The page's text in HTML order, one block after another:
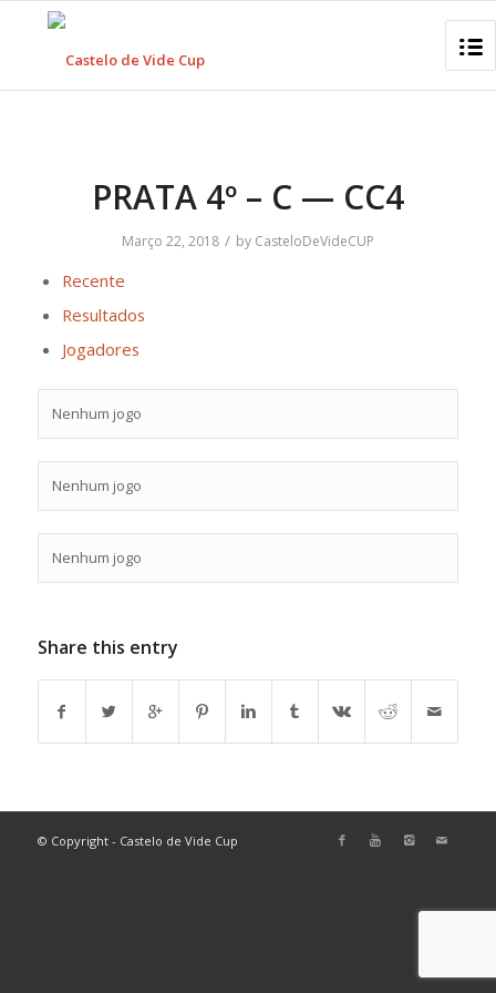
PRATA 4º – C — CC4
Março 22, 2018 / by CasteloDeVideCUP
Recente
Resultados
Jogadores
Nenhum jogo
Nenhum jogo
Nenhum jogo
Share this entry
© Copyright - Castelo de Vide Cup